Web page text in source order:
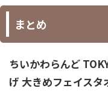
まとめ
ちいかわらんど
げ 大きめフェイスタ